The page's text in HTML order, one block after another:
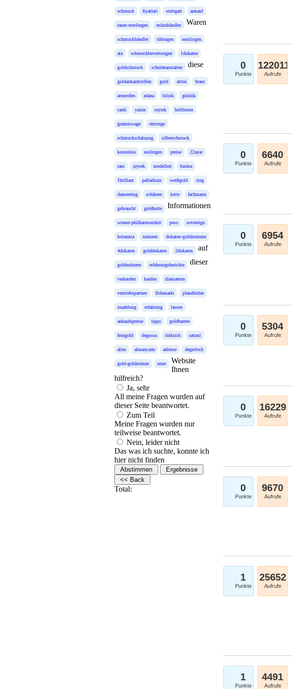
schmuck fiyatlari stuttgart ankauf
raum-reutlingen münzhändler
schmuckhändler tübingen reutlingen
ata schmuckbewertungen 1dukaten
goldschmuck scheideanstalten
goldankaufstellen gold altini braut
armreifen adana bilzik günlük
canli yarim ceyrek heilbronn
grammwage ohrringe
schmuckschätzung silberschmuck
kostenlos esslingen preise 22ayar
tam çeyrek modelleri burma
1brillant palladium weißgold ring
damenring schätzen kette fachmann
gebraucht goldkette
wiener-philharmoniker peso sovereign
britannia münzen dukaten-goldmünzen
4dukaten golddukaten 2dukaten
goldmünzen erfahrungsberichte
verkaufen kaufen diamanten
vertriebspartner flohmarkt pfandleiher
inzahlung erfahrung lassen
ankaufspreise tipps goldbarren
feingold degussa türkisch satimi
alim almanyada adresse degerloch
gold-goldmünze unze
Waren
diese
Informationen
auf
dieser
Website
Ihnen
hilfreich?
Ja, sehr
All meine Fragen wurden auf
dieser Seite beantwortet.
Zum Teil
Meine Fragen wurden nur
teilweise beantwortet.
Nein, leider nicht
Das was ich suchte, konnte ich
hier nicht finden
Total:
0
Punkte
122011
Aufrufe
0
Punkte
6640
Aufrufe
0
Punkte
6954
Aufrufe
0
Punkte
5304
Aufrufe
0
Punkte
16229
Aufrufe
0
Punkte
9670
Aufrufe
1
Punkte
25652
Aufrufe
1
Punkte
4491
Aufrufe